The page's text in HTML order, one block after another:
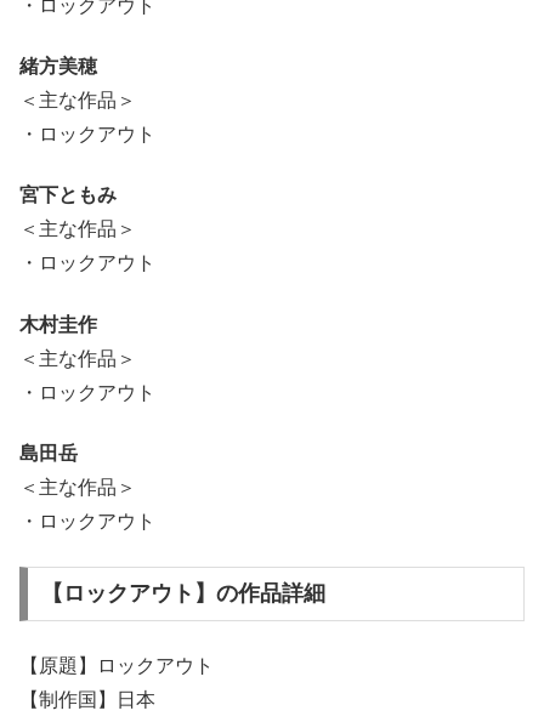
・ロックアウト
緒方美穂
＜主な作品＞
・ロックアウト
宮下ともみ
＜主な作品＞
・ロックアウト
木村圭作
＜主な作品＞
・ロックアウト
島田岳
＜主な作品＞
・ロックアウト
【ロックアウト】の作品詳細
【原題】ロックアウト
【制作国】日本